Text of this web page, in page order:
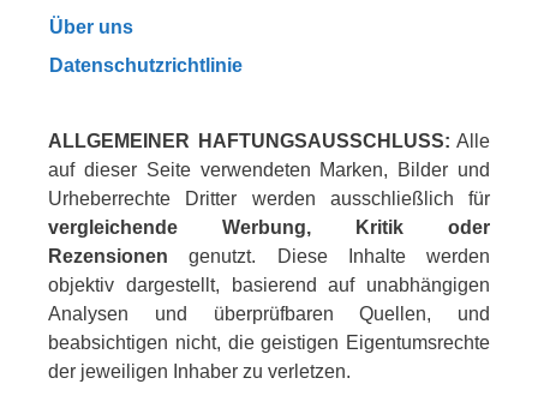
Über uns
Datenschutzrichtlinie
ALLGEMEINER HAFTUNGSAUSSCHLUSS: Alle
auf dieser Seite verwendeten Marken, Bilder und
Urheberrechte Dritter werden ausschließlich für
vergleichende Werbung, Kritik oder
Rezensionen genutzt. Diese Inhalte werden
objektiv dargestellt, basierend auf unabhängigen
Analysen und überprüfbaren Quellen, und
beabsichtigen nicht, die geistigen Eigentumsrechte
der jeweiligen Inhaber zu verletzen.